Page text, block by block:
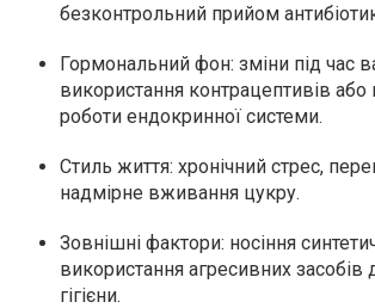
безконтрольний прийом
Гормональний фон: зміни під час
використання контрацептивів
роботи ендокринної системи.
Стиль життя: хронічний стрес,
надмірне вживання цукру.
Зовнішні фактори: носіння
використання агресивних засобів
гігієни.